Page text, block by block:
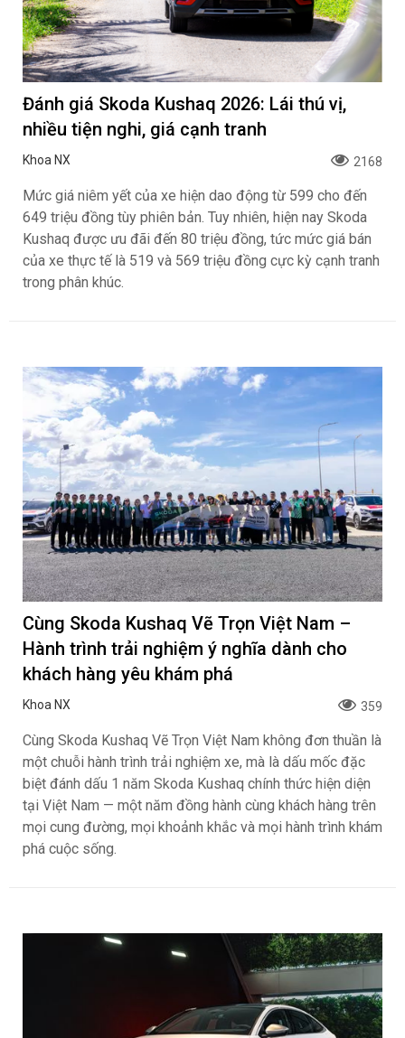
Đánh giá Skoda Kushaq 2026: Lái thú vị,
nhiều tiện nghi, giá cạnh tranh
Khoa NX 2168
Mức giá niêm yết của xe hiện dao động từ 599 cho đến
649 triệu đồng tùy phiên bản. Tuy nhiên, hiện nay Skoda
Kushaq được ưu đãi đến 80 triệu đồng, tức mức giá bán
của xe thực tế là 519 và 569 triệu đồng cực kỳ cạnh tranh
trong phân khúc.
Cùng Skoda Kushaq Vẽ Trọn Việt Nam –
Hành trình trải nghiệm ý nghĩa dành cho
khách hàng yêu khám phá
Khoa NX 359
Cùng Skoda Kushaq Vẽ Trọn Việt Nam không đơn thuần là
một chuỗi hành trình trải nghiệm xe, mà là dấu mốc đặc
biệt đánh dấu 1 năm Skoda Kushaq chính thức hiện diện
tại Việt Nam — một năm đồng hành cùng khách hàng trên
mọi cung đường, mọi khoảnh khắc và mọi hành trình khám
phá cuộc sống.